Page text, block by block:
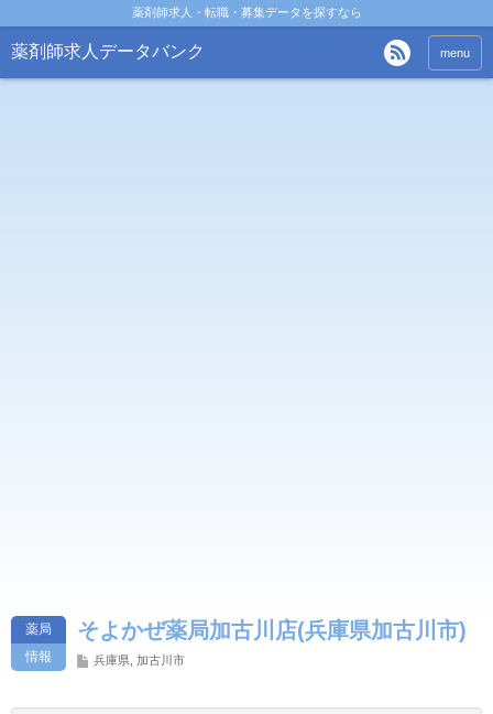
薬剤師求人・転職・募集データを探すなら
薬剤師求人データバンク menu
薬局
情報
そよかぜ薬局加古川店(兵庫県加古川市)
兵庫県 加古川市